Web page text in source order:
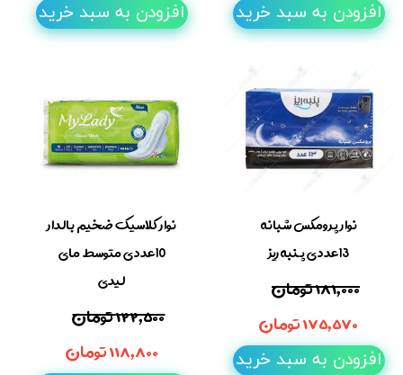
افزودن به سبد خرید افزودن به سبد خرید
نوار پرومکس شبانه
13عددی پنبه ریز
۱۸۱,۰۰۰ تومان
۱۷۵,۵۷۰ تومان
افزودن به سبد خرید
نوار کلاسیک ضخیم بالدار
10عددی متوسط مای
لیدی
۱۲۲,۵۰۰ تومان
۱۱۸,۸۰۰ تومان